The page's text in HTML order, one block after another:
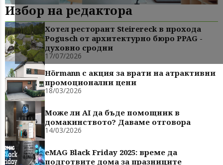
Избор на редактора
Хотел ресторант Steirereck в прохода
Pogusch от архитектурно бюро PPAG -
духовно сродни
17/07/2026
Hörmann с акция за врати на атрактивни
промоционални цени
18/03/2026
Може ли AI да бъде помощник в
домакинството? Даваме отговора
14/03/2026
eMAG Black Friday 2025: време да
подготвите дома за празниците